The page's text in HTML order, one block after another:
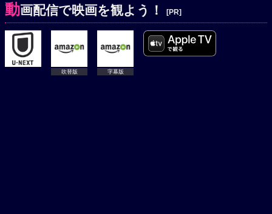
動画配信で映画を観よう！ [PR]
吹替版 字幕版